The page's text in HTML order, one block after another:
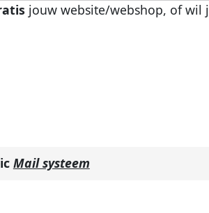
jouw website/webshop, of wil
Mail systeem